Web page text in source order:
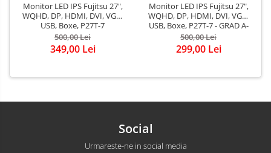
Monitor LED IPS Fujitsu 27",
WQHD, DP, HDMI, DVI, VGA,
USB, Boxe, P27T-7
500,00 Lei
349,00 Lei
Monitor LED IPS Fujitsu 27",
WQHD, DP, HDMI, DVI, VGA,
USB, Boxe, P27T-7 - GRAD A-
500,00 Lei
299,00 Lei
Social
Urmareste-ne in social media